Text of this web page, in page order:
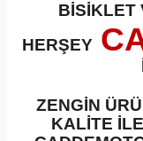
BİSİKLET
HERŞEY
ZENGİN
KALİTE